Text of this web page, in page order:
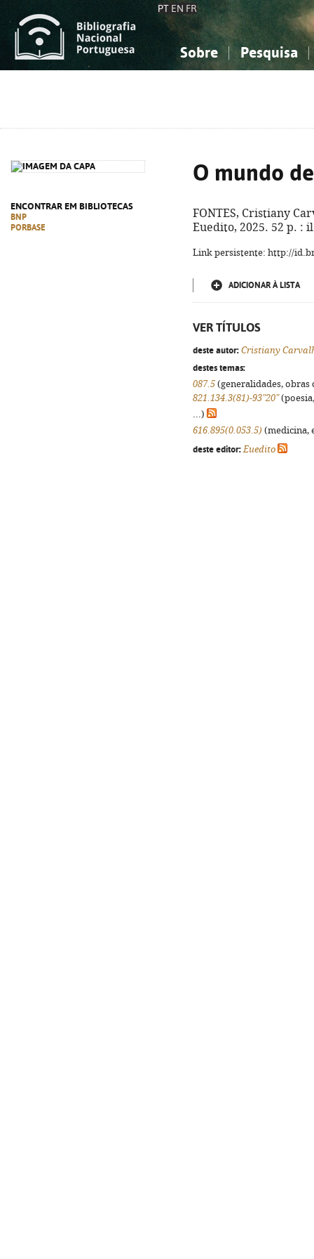
PT EN FR
Sobre Pesquisa
ENCONTRAR EM BIBLIOTECAS
BNP
PORBASE
O mundo
FONTES, Cristiany
Euedito, 2025. 52 p. :
Link persistente: http://
ADICIONAR À LISTA
VER TÍTULOS
deste autor: Cristiany
destes temas:
087.5 (generalidades,
821.134.3(81)-93"20"
...)
616.895(0.053.5) (medicina,
deste editor: Euedito